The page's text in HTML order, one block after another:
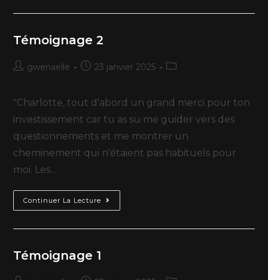
Témoignage 2
gwenaelle 23 janvier 2025
"Charlotte, tout d'abord un grand merci pour ton
investissement car tu as su me guider vers des
questionnements et me montrer un
cheminement qui n'étaient pas habituels pour
moi. Les…
Continuer La Lecture
Témoignage 1